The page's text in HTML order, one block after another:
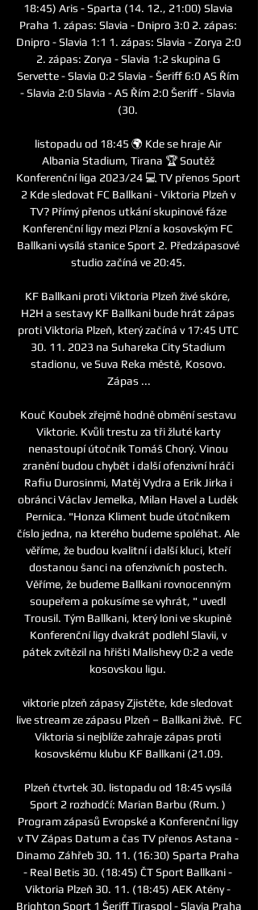
18:45) Aris - Sparta (14. 12., 21:00) Slavia
Praha 1. zápas: Slavia - Dnipro 3:0 2. zápas:
Dnipro - Slavia 1:1 1. zápas: Slavia - Zorya 2:0
2. zápas: Zorya - Slavia 1:2 skupina G
Servette - Slavia 0:2 Slavia - Šeriff 6:0 AS Řím
- Slavia 2:0 Slavia - AS Řím 2:0 Šeriff - Slavia
(30.
listopadu od 18:45 🌍 Kde se hraje Air
Albania Stadium, Tirana 🏆 Soutěž
Konferenční liga 2023/24 💻 TV přenos Sport
2 Kde sledovat FC Ballkani - Viktoria Plzeň v
TV? Přímý přenos utkání skupinové fáze
Konferenční ligy mezi Plzní a kosovským FC
Ballkani vysílá stanice Sport 2. Předzápasové
studio začíná ve 20:45.
KF Ballkani proti Viktoria Plzeň živé skóre,
H2H a sestavy KF Ballkani bude hrát zápas
proti Viktoria Plzeň, který začíná v 17:45 UTC
30. 11. 2023 na Suhareka City Stadium
stadionu, ve Suva Reka městě, Kosovo.
Zápas ...
Kouč Koubek zřejmě hodně obmění sestavu
Viktorie. Kvůli trestu za tři žluté karty
nenastoupí útočník Tomáš Chorý. Vinou
zranění budou chybět i další ofenzivní hráči
Rafiu Durosinmi, Matěj Vydra a Erik Jirka i
obránci Václav Jemelka, Milan Havel a Luděk
Pernica. "Honza Kliment bude útočníkem
číslo jedna, na kterého budeme spoléhat. Ale
věříme, že budou kvalitní i další kluci, kteří
dostanou šanci na ofenzivních postech.
Věříme, že budeme Ballkani rovnocenným
soupeřem a pokusíme se vyhrát, " uvedl
Trousil. Tým Ballkani, který loni ve skupině
Konferenční ligy dvakrát podlehl Slavii, v
pátek zvítězil na hřišti Malishevy 0:2 a vede
kosovskou ligu.
viktorie plzeň zápasy Zjistěte, kde sledovat
live stream ze zápasu Plzeň – Ballkani živě. ️ FC
Viktoria si nejblíže zahraje zápas proti
kosovskému klubu KF Ballkani (21.09.
Plzeň čtvrtek 30. listopadu od 18:45 vysílá
Sport 2 rozhodčí: Marian Barbu (Rum. )
Program zápasů Evropské a Konferenční ligy
v TV Zápas Datum a čas TV přenos Astana -
Dinamo Záhřeb 30. 11. (16:30) Sparta Praha
- Real Betis 30. (18:45) ČT Sport Ballkani -
Viktoria Plzeň 30. 11. (18:45) AEK Atény -
Brighton Sport 1 Šeriff Tiraspol - Slavia Praha